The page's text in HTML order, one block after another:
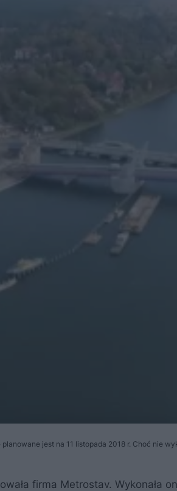
jest na 11 listopada 2018 r. Choć nie
firma Metrostav. Wykonała